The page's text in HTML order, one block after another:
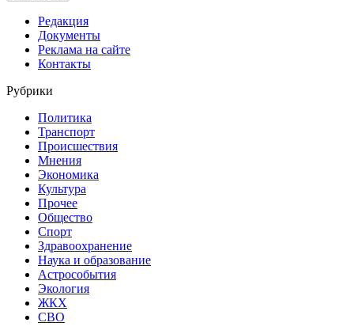
Редакция
Документы
Реклама на сайте
Контакты
Рубрики
Политика
Транспорт
Происшествия
Мнения
Экономика
Культура
Прочее
Общество
Спорт
Здравоохранение
Наука и образование
Астрособытия
Экология
ЖКХ
СВО